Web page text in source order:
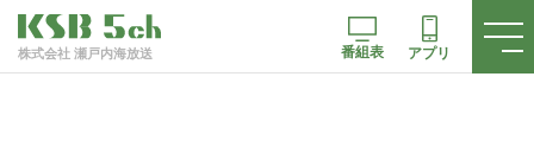
株式会社 瀬戸内海放送 番組表 アプリ